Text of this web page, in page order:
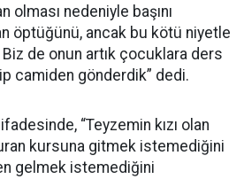
olması nedeniyle başını
öptüğünü, ancak bu kötü niyetle
Biz de onun artık çocuklara ders
camiden gönderdik” dedi.
“Teyzemin kızı olan
kursuna gitmek istemediğini
gelmek istemediğini